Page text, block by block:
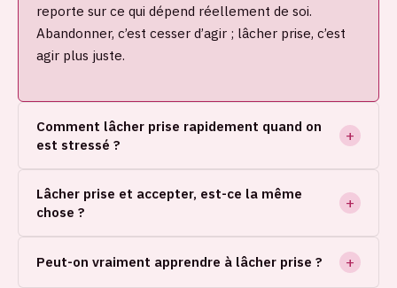
reporte sur ce qui dépend réellement de soi.
Abandonner, c’est cesser d’agir ; lâcher prise, c’est
agir plus juste.
Comment lâcher prise rapidement quand on
est stressé ?
Lâcher prise et accepter, est-ce la même
chose ?
Peut-on vraiment apprendre à lâcher prise ?